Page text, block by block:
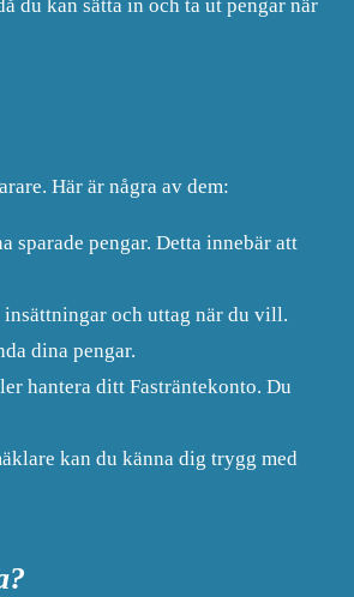
du kan sätta in och ta ut pengar när
Här är några av dem:
sparade pengar. Detta innebär att
och uttag när du vill.
dina pengar.
hantera ditt Fasträntekonto. Du
kan du känna dig trygg med